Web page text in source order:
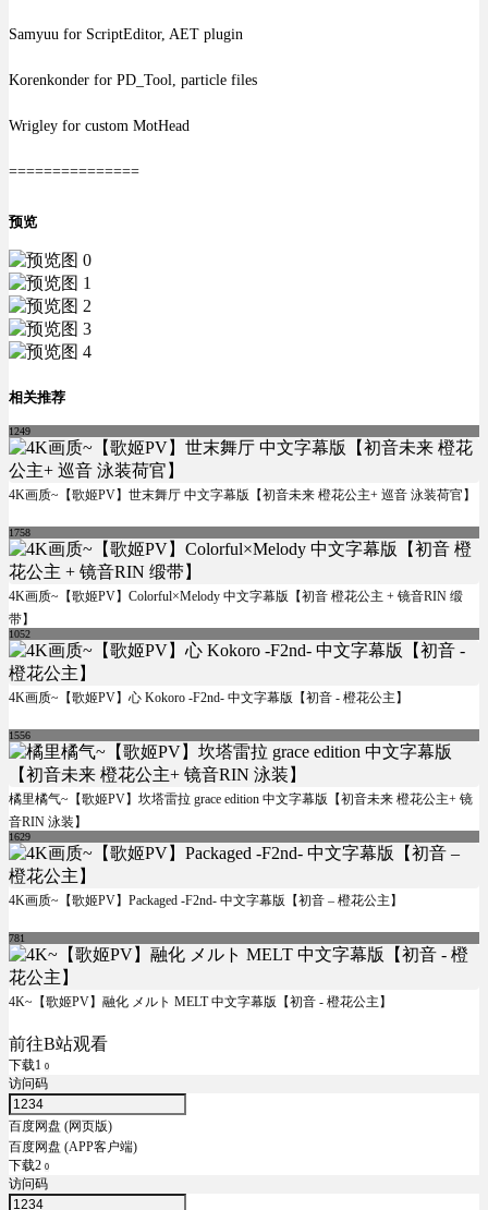
Samyuu for ScriptEditor, AET plugin
Korenkonder for PD_Tool, particle files
Wrigley for custom MotHead
===============
预览
相关推荐
1249
4K画质~【歌姬PV】世末舞厅 中文字幕版【初音未来 橙花公主+ 巡音 泳装荷官】
1758
4K画质~【歌姬PV】Colorful×Melody 中文字幕版【初音 橙花公主 + 镜音RIN 缎
带】
1052
4K画质~【歌姬PV】心 Kokoro -F2nd- 中文字幕版【初音 - 橙花公主】
1556
橘里橘气~【歌姬PV】坎塔雷拉 grace edition 中文字幕版【初音未来 橙花公主+ 镜
音RIN 泳装】
1629
4K画质~【歌姬PV】Packaged -F2nd- 中文字幕版【初音 – 橙花公主】
781
4K~【歌姬PV】融化 メルト MELT 中文字幕版【初音 - 橙花公主】
前往B站观看
下载1 0
访问码
百度网盘 (网页版)
百度网盘 (APP客户端)
下载2 0
访问码